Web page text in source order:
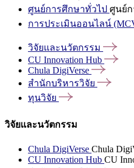
ศูนย์การศึกษาทั่วไป ศูนย์ก
การประเมินออนไลน์
วิจัยและนวัตกรรม
CU Innovation Hub
Chula DigiVerse
สำนักบริหารวิจัย
ทุนวิจัย
วิจัยและนวัตกรรม
Chula DigiVerse Chula
CU Innovation Hub CU